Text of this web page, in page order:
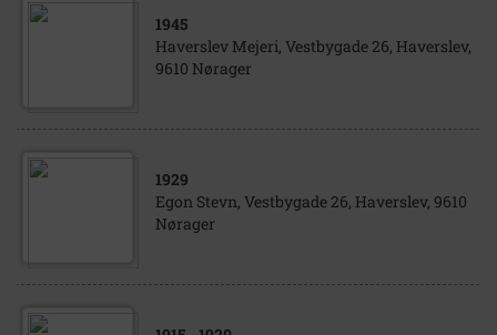
1945
Haverslev Mejeri, Vestbygade 26, Haverslev,
9610 Nørager
1929
Egon Stevn, Vestbygade 26, Haverslev, 9610
Nørager